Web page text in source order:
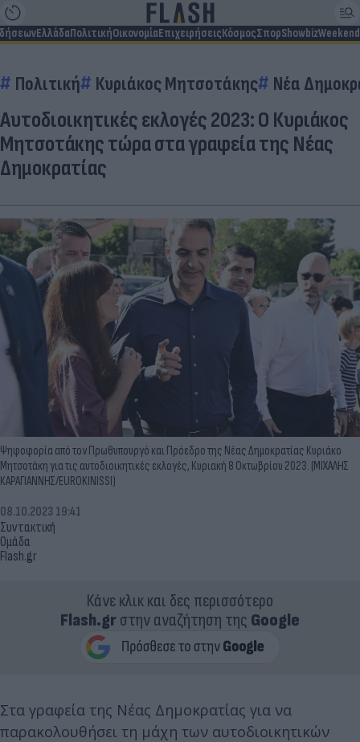
ΕλλάδαΠολιτικήΟικονομίαΕπιχειρήσειςΚόσμοςΣπορShowbizWeekend
Πολιτική Κυριάκος Μητσοτάκης Νέα
Αυτοδιοικητικές εκλογές 2023: Ο Κυριάκος
Μητσοτάκης τώρα στα γραφεία της Νέας
Δημοκρατίας
Ψηφοφορία από τον Πρωθυπουργό και Πρόεδρο της Νέας Δημοκρατίας Κυριάκο
Μητσοτάκη για τις αυτοδιοικητικές εκλογές, Κυριακή 8 Οκτωβρίου 2023. (ΜΙΧΑΛΗΣ
ΚΑΡΑΓΙΑΝΝΗΣ/EUROKINISSI)
Συντακτική
Ομάδα
Flash.gr
08.10.2023 19:41
Κάνε κλικ και δες περισσότερο
Flash.grστην αναζήτηση της Google
Στα γραφεία της Νέας Δημοκρατίας για να
παρακολουθήσει τη μάχη των αυτοδιοικητικών